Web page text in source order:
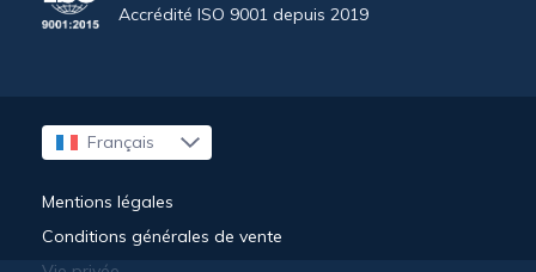
Accrédité ISO 9001 depuis 2019
Français
English
Mentions légales
Conditions générales de vente